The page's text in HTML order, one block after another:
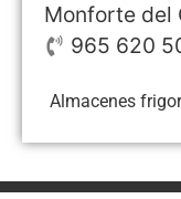
Monforte del
965 620
Almacenes